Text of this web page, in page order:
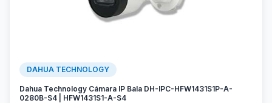
DAHUA TECHNOLOGY
Dahua Technology Cámara IP Bala DH-IPC-HFW1431S1P-A-
0280B-S4 | HFW1431S1-A-S4